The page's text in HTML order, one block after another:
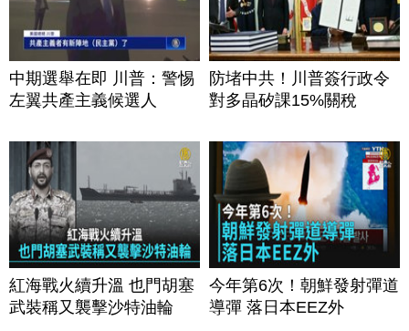
中期選舉在即 川普：警惕
左翼共產主義候選人
防堵中共！川普簽行政令
對多晶矽課15%關稅
紅海戰火續升溫 也門胡塞
武裝稱又襲擊沙特油輪
今年第6次！朝鮮發射彈道
導彈 落日本EEZ外